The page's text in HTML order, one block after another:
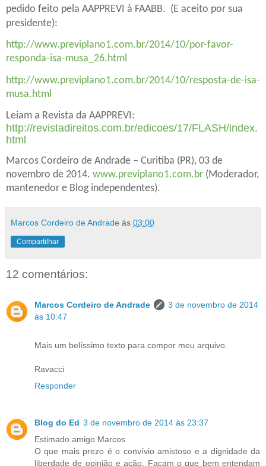
pedido feito pela AAPPREVI à FAABB. (E aceito por sua
presidente):
http://www.previplano1.com.br/2014/10/por-favor-
responda-isa-musa_26.html
http://www.previplano1.com.br/2014/10/resposta-de-isa-
musa.html
Leiam a Revista da AAPPREVI:
http://revistadireitos.com.br/edicoes/17/FLASH/index.
html
Marcos Cordeiro de Andrade – Curitiba (PR), 03 de
novembro de 2014. www.previplano1.com.br (Moderador,
mantenedor e Blog independentes).
Marcos Cordeiro de Andrade às 03:00
Compartilhar
12 comentários:
Marcos Cordeiro de Andrade
3 de novembro de 2014
às 10:47
Mais um belíssimo texto para compor meu arquivo.
Ravacci
Responder
Blog do Ed 3 de novembro de 2014 às 23:37
Estimado amigo Marcos
O que mais prezo é o convívio amistoso e a dignidade da
liberdade de opinião e ação. Façam o que bem entendam